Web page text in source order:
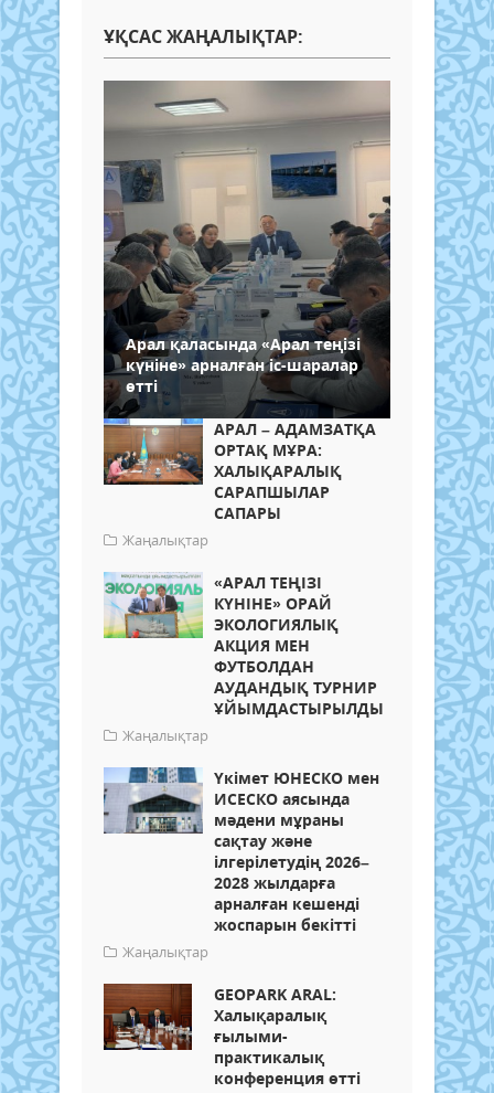
ҰҚСАС ЖАҢАЛЫҚТАР:
Арал қаласында «Арал теңізі
күніне» арналған іс-шаралар
өтті
АРАЛ – АДАМЗАТҚА
ОРТАҚ МҰРА:
ХАЛЫҚАРАЛЫҚ
САРАПШЫЛАР
САПАРЫ
Жаңалықтар
«АРАЛ ТЕҢІЗІ
КҮНІНЕ» ОРАЙ
ЭКОЛОГИЯЛЫҚ
АКЦИЯ МЕН
ФУТБОЛДАН
АУДАНДЫҚ ТУРНИР
ҰЙЫМДАСТЫРЫЛДЫ
Жаңалықтар
Үкімет ЮНЕСКО мен
ИСЕСКО аясында
мәдени мұраны
сақтау және
ілгерілетудің 2026–
2028 жылдарға
арналған кешенді
жоспарын бекітті
Жаңалықтар
GEOPARK ARAL:
Халықаралық
ғылыми-
практикалық
конференция өтті